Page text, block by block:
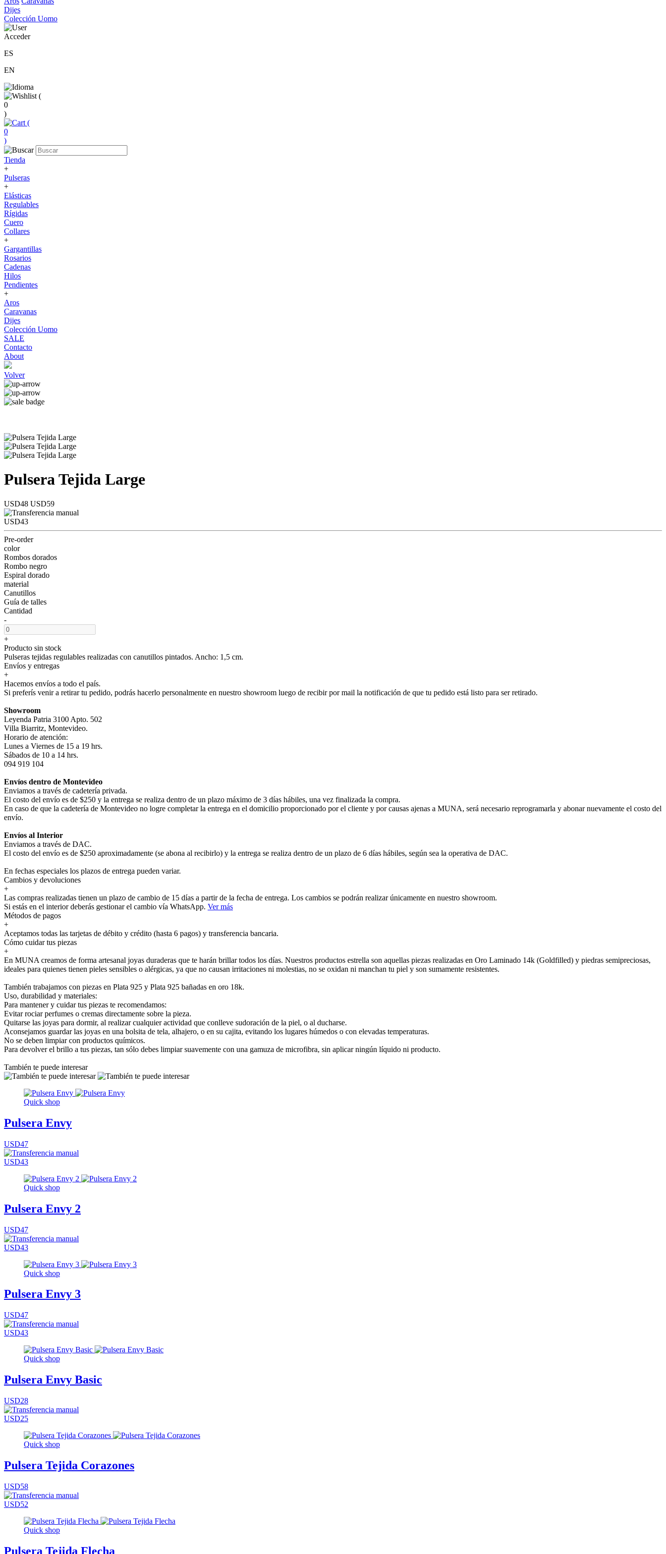
Dijes
Colección Uomo
Acceder
ES
EN
(
0
)
(
0
)
Tienda
+
Pulseras
+
Elásticas
Regulables
Rígidas
Cuero
Collares
+
Gargantillas
Rosarios
Cadenas
Hilos
Pendientes
+
Aros
Caravanas
Dijes
Colección Uomo
SALE
Contacto
About
Volver
Pulsera Tejida Large
USD48 USD59
USD43
Pre-order
color
Rombos dorados
Rombo negro
Espiral dorado
material
Canutillos
Guía de talles
Cantidad
-
+
Producto sin stock
Pulseras tejidas regulables realizadas con canutillos pintados. Ancho: 1,5 cm.
Envíos y entregas
+
Hacemos envíos a todo el país.
Si preferís venir a retirar tu pedido, podrás hacerlo personalmente en nuestro showroom luego de recibir por mail la notificación de que tu pedido está listo para ser retirado.
Showroom
Leyenda Patria 3100 Apto. 502
Villa Biarritz, Montevideo.
Horario de atención:
Lunes a Viernes de 15 a 19 hrs.
Sábados de 10 a 14 hrs.
094 919 104
Envíos dentro de Montevideo
Enviamos a través de cadetería privada.
El costo del envío es de $250 y la entrega se realiza dentro de un plazo máximo de 3 días hábiles, una vez finalizada la compra.
En caso de que la cadetería de Montevideo no logre completar la entrega en el domicilio proporcionado por el cliente y por causas ajenas a MUNA, será necesario reprogramarla y abonar nuevamente el costo del
envío.
Envíos al Interior
Enviamos a través de DAC.
El costo del envío es de $250 aproximadamente (se abona al recibirlo) y la entrega se realiza dentro de un plazo de 6 días hábiles, según sea la operativa de DAC.
En fechas especiales los plazos de entrega pueden variar.
Cambios y devoluciones
+
Las compras realizadas tienen un plazo de cambio de 15 días a partir de la fecha de entrega. Los cambios se podrán realizar únicamente en nuestro showroom.
Si estás en el interior deberás gestionar el cambio vía WhatsApp. Ver más
Métodos de pagos
+
Aceptamos todas las tarjetas de débito y crédito (hasta 6 pagos) y transferencia bancaria.
Cómo cuidar tus piezas
+
En MUNA creamos de forma artesanal joyas duraderas que te harán brillar todos los días. Nuestros productos estrella son aquellas piezas realizadas en Oro Laminado 14k (Goldfilled) y piedras semipreciosas,
ideales para quienes tienen pieles sensibles o alérgicas, ya que no causan irritaciones ni molestias, no se oxidan ni manchan tu piel y son sumamente resistentes.
También trabajamos con piezas en Plata 925 y Plata 925 bañadas en oro 18k.
Uso, durabilidad y materiales:
Para mantener y cuidar tus piezas te recomendamos:
Evitar rociar perfumes o cremas directamente sobre la pieza.
Quitarse las joyas para dormir, al realizar cualquier actividad que conlleve sudoración de la piel, o al ducharse.
Aconsejamos guardar las joyas en una bolsita de tela, alhajero, o en su cajita, evitando los lugares húmedos o con elevadas temperaturas.
No se deben limpiar con productos químicos.
Para devolver el brillo a tus piezas, tan sólo debes limpiar suavemente con una gamuza de microfibra, sin aplicar ningún líquido ni producto.
También te puede interesar
Quick shop
Pulsera Envy
USD47
USD43
Quick shop
Pulsera Envy 2
USD47
USD43
Quick shop
Pulsera Envy 3
USD47
USD43
Quick shop
Pulsera Envy Basic
USD28
USD25
Quick shop
Pulsera Tejida Corazones
USD58
USD52
Quick shop
Pulsera Tejida Flecha